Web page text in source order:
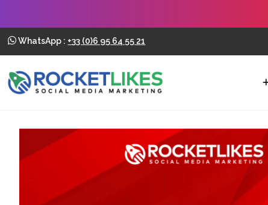
WhatsApp : +33 (0)6 95 64 55 21